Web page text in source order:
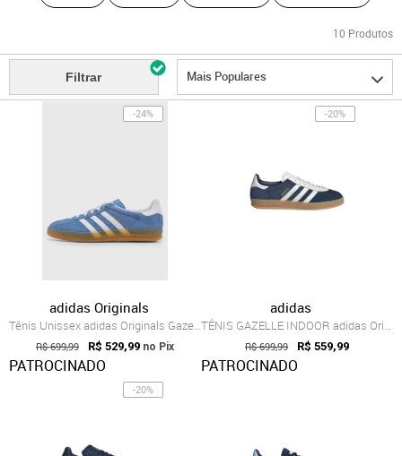
10 Produtos
Filtrar Mais Populares
-24%
adidas Originals
Tênis Unissex adidas Originals Gazelle I...
R$ 699,99 R$ 529,99 no Pix
PATROCINADO
-20%
adidas
TÊNIS GAZELLE INDOOR adidas Originals Azul
R$ 699,99 R$ 559,99
PATROCINADO
-20%